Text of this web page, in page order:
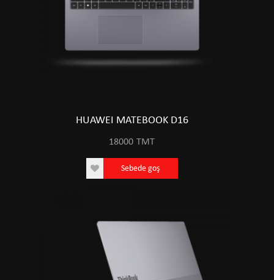
HUAWEI MATEBOOK D16
18000 TMT
Sebede goş